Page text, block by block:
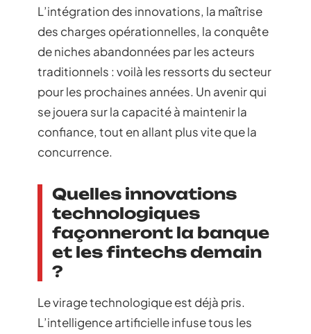
L’intégration des innovations, la maîtrise
des charges opérationnelles, la conquête
de niches abandonnées par les acteurs
traditionnels : voilà les ressorts du secteur
pour les prochaines années. Un avenir qui
se jouera sur la capacité à maintenir la
confiance, tout en allant plus vite que la
concurrence.
Quelles innovations
technologiques
façonneront la banque
et les fintechs demain
?
Le virage technologique est déjà pris.
L’intelligence artificielle infuse tous les